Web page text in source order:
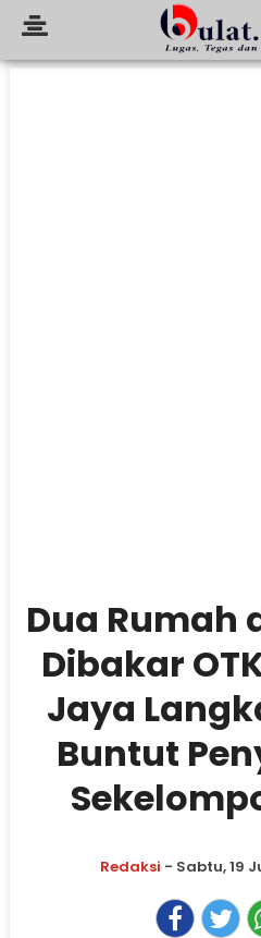
Dua Rumah
Dibakar
Jaya
Buntut
Redaksi - Sabtu, 19